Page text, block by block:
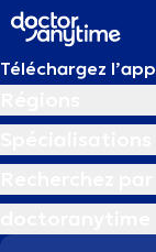
Téléchargez l’app